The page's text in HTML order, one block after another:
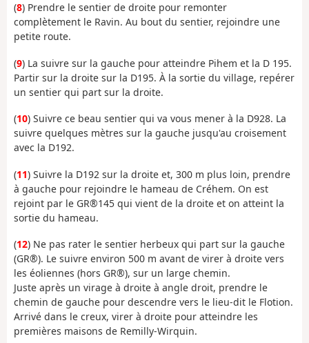
(8) Prendre le sentier de droite pour remonter
complètement le Ravin. Au bout du sentier, rejoindre une
petite route.
(9) La suivre sur la gauche pour atteindre Pihem et la D 195.
Partir sur la droite sur la D195. À la sortie du village, repérer
un sentier qui part sur la droite.
(10) Suivre ce beau sentier qui va vous mener à la D928. La
suivre quelques mètres sur la gauche jusqu'au croisement
avec la D192.
(11) Suivre la D192 sur la droite et, 300 m plus loin, prendre
à gauche pour rejoindre le hameau de Créhem. On est
rejoint par le GR®145 qui vient de la droite et on atteint la
sortie du hameau.
(12) Ne pas rater le sentier herbeux qui part sur la gauche
(GR®). Le suivre environ 500 m avant de virer à droite vers
les éoliennes (hors GR®), sur un large chemin.
Juste après un virage à droite à angle droit, prendre le
chemin de gauche pour descendre vers le lieu-dit le Flotion.
Arrivé dans le creux, virer à droite pour atteindre les
premières maisons de Remilly-Wirquin.